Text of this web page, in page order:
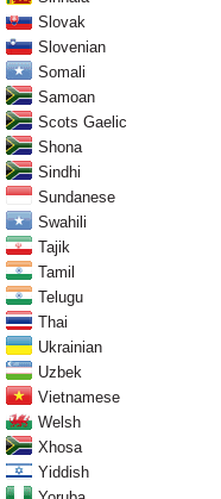
Slovak
Slovenian
Somali
Samoan
Scots Gaelic
Shona
Sindhi
Sundanese
Swahili
Tajik
Tamil
Telugu
Thai
Ukrainian
Uzbek
Vietnamese
Welsh
Xhosa
Yiddish